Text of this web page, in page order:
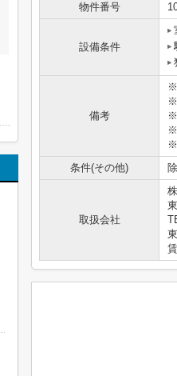
物件番号
設備条件
備考
※
※
※
条件(その他)
取扱会社